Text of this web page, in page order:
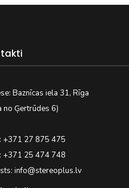
Baznīcas iela 31, Rīga
no Ģertrūdes 6)
: +371 27 875 475
: +371 25 474 748
info@stereoplus.lv